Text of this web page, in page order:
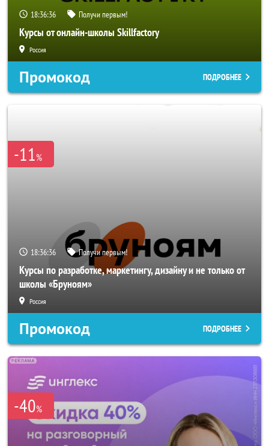
18:36:35 Получи первым!
Курсы от онлайн-школы Skillfactory
Россия
Промокод ПОДРОБНЕЕ
-11%
18:36:35 Получи первым!
Курсы по разработке, маркетингу, дизайну и не только от
школы «Бруноям»
Россия
Промокод ПОДРОБНЕЕ
-40%